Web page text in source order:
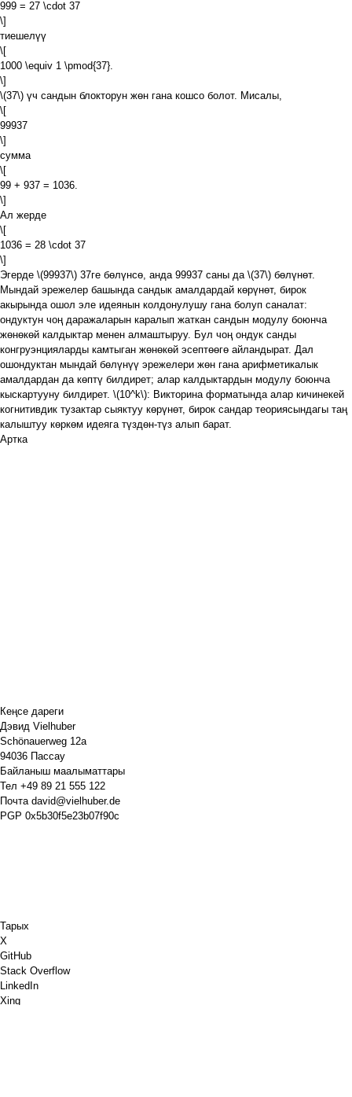
999 = 27 \cdot 37
\]
тиешелүү
\[
1000 \equiv 1 \pmod{37}.
\]
\(37\) үч сандын блокторун жөн гана кошсо болот. Мисалы,
\[
99937
\]
сумма
\[
99 + 937 = 1036.
\]
Ал жерде
\[
1036 = 28 \cdot 37
\]
Эгерде \(99937\) 37ге бөлүнсө, анда 99937 саны да \(37\) бөлүнөт.
Мындай эрежелер башында сандык амалдардай көрүнөт, бирок
акырында ошол эле идеянын колдонулушу гана болуп саналат:
ондуктун чоң даражаларын каралып жаткан сандын модулу боюнча
жөнөкөй калдыктар менен алмаштыруу. Бул чоң ондук санды
конгруэнцияларды камтыган жөнөкөй эсептөөгө айландырат. Дал
ошондуктан мындай бөлүнүү эрежелери жөн гана арифметикалык
амалдардан да көптү билдирет; алар калдыктардын модулу боюнча
кыскартууну билдирет. \(10^k\): Викторина форматында алар кичинекей
когнитивдик тузактар сыяктуу көрүнөт, бирок сандар теориясындагы таң
калыштуу көркөм идеяга түздөн-түз алып барат.
Артка
Кеңсе дареги
Дэвид Vielhuber
Schönauerweg 12a
94036 Пассау
Байланыш маалыматтары
Тел +49 89 21 555 122
Почта david@vielhuber.de
PGP 0x5b30f5e23b07f90c
Тарых
X
GitHub
Stack Overflow
LinkedIn
Xing